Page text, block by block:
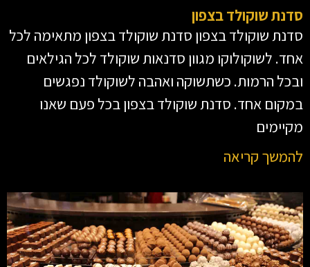
סדנת שוקולד בצפון
סדנת שוקולד בצפון סדנת שוקולד בצפון מתאימה לכל
אחד. לשוקולוקו מגוון סדנאות שוקולד לכל הגילאים
ובכל הרמות. כשתשוקה ואהבה לשוקולד נפגשים
במקום אחד. סדנת שוקולד בצפון בכל פעם שאנו
מקיימים
להמשך קריאה